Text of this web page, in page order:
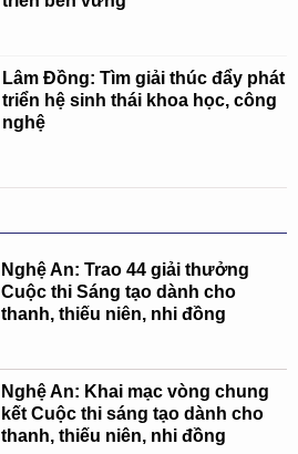
Lâm Đồng: Tìm giải thúc đẩy phát
triển hệ sinh thái khoa học, công
nghệ
Nghệ An: Trao 44 giải thưởng
Cuộc thi Sáng tạo dành cho
thanh, thiếu niên, nhi đồng
Nghệ An: Khai mạc vòng chung
kết Cuộc thi sáng tạo dành cho
thanh, thiếu niên, nhi đồng